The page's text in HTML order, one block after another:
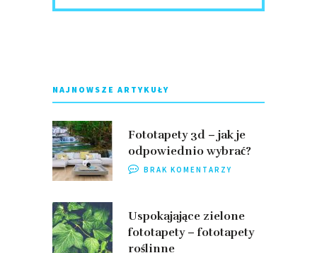
NAJNOWSZE ARTYKUŁY
Fototapety 3d – jak je
odpowiednio wybrać?
BRAK KOMENTARZY
Uspokajające zielone
fototapety – fototapety
roślinne